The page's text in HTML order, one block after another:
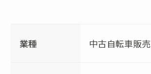
業種 中古自転車販売